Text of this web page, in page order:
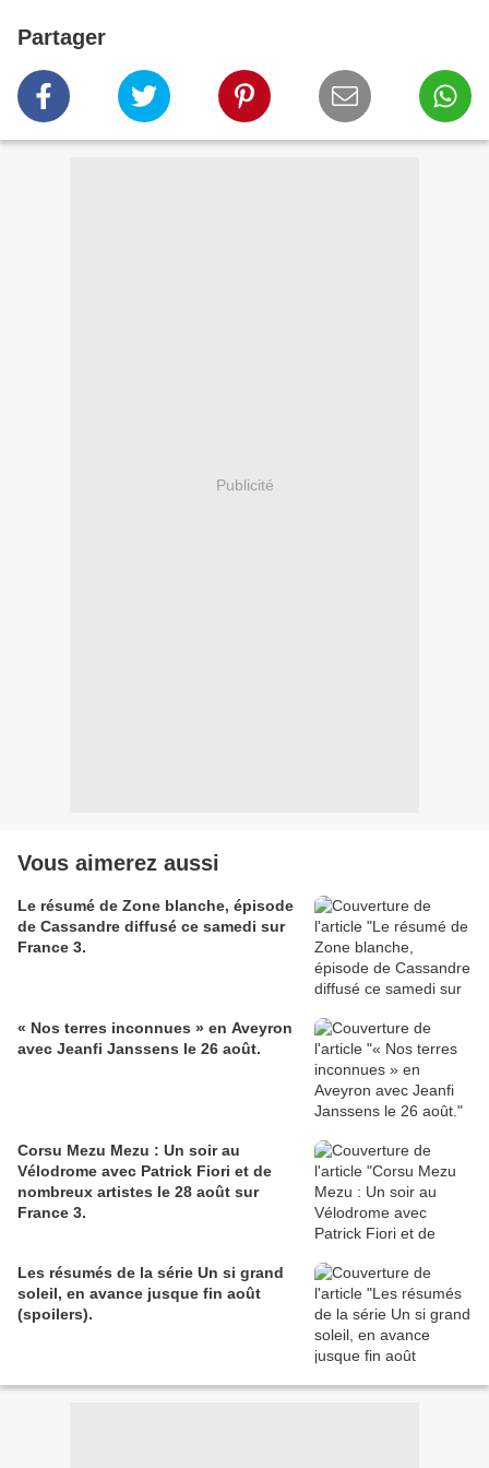
Partager
Publicité
Vous aimerez aussi
Le résumé de Zone blanche, épisode
de Cassandre diffusé ce samedi sur
France 3.
« Nos terres inconnues » en Aveyron
avec Jeanfi Janssens le 26 août.
Corsu Mezu Mezu : Un soir au
Vélodrome avec Patrick Fiori et de
nombreux artistes le 28 août sur
France 3.
Les résumés de la série Un si grand
soleil, en avance jusque fin août
(spoilers).